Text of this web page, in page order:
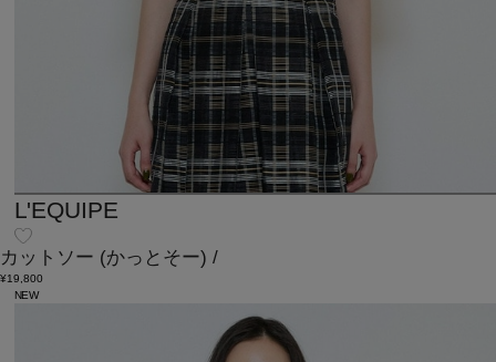
L'EQUIPE
カットソー (かっとそー) /
¥19,800
NEW